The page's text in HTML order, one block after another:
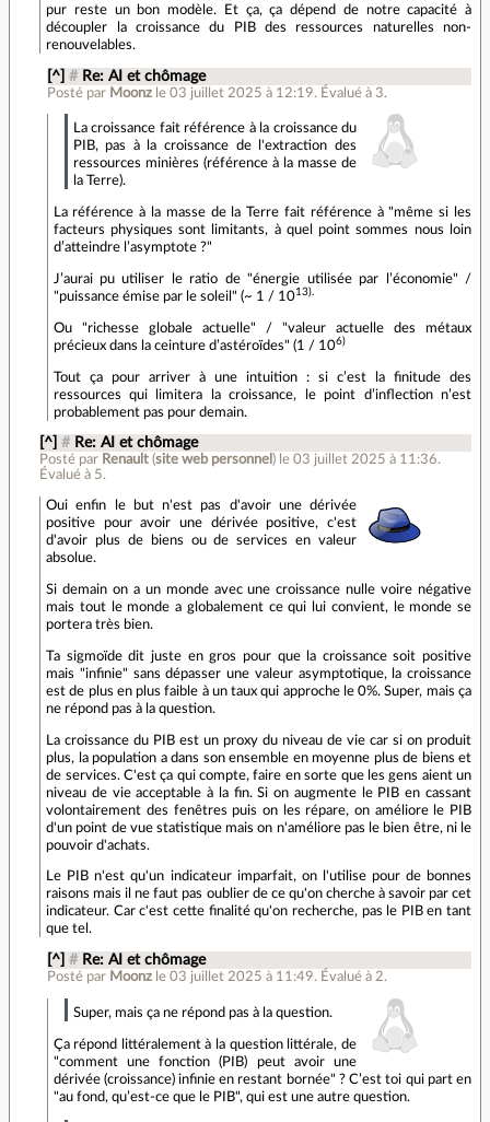
pur reste un bon modèle. Et ça, ça dépend de notre capacité à
découpler la croissance du PIB des ressources naturelles non-
renouvelables.
[^] # Re: AI et chômage
Posté par Moonz le 03 juillet 2025 à 12:19. Évalué à 3.
La croissance fait référence à la croissance du
PIB, pas à la croissance de l'extraction des
ressources minières (référence à la masse de
la Terre).
La référence à la masse de la Terre fait référence à "même si les
facteurs physiques sont limitants, à quel point sommes nous loin
d’atteindre l’asymptote ?"
J’aurai pu utiliser le ratio de "énergie utilisée par l’économie" /
"puissance émise par le soleil" (~ 1 / 1013).
Ou "richesse globale actuelle" / "valeur actuelle des métaux
précieux dans la ceinture d’astéroïdes" (1 / 106)
Tout ça pour arriver à une intuition : si c’est la finitude des
ressources qui limitera la croissance, le point d’inflection n’est
probablement pas pour demain.
[^] # Re: AI et chômage
Posté par Renault (site web personnel ) le 03 juillet 2025 à 11:36.
Évalué à 5.
Oui enfin le but n'est pas d'avoir une dérivée
positive pour avoir une dérivée positive, c'est
d'avoir plus de biens ou de services en valeur
absolue.
Si demain on a un monde avec une croissance nulle voire négative
mais tout le monde a globalement ce qui lui convient, le monde se
portera très bien.
Ta sigmoïde dit juste en gros pour que la croissance soit positive
mais "infinie" sans dépasser une valeur asymptotique, la croissance
est de plus en plus faible à un taux qui approche le 0%. Super, mais ça
ne répond pas à la question.
La croissance du PIB est un proxy du niveau de vie car si on produit
plus, la population a dans son ensemble en moyenne plus de biens et
de services. C'est ça qui compte, faire en sorte que les gens aient un
niveau de vie acceptable à la fin. Si on augmente le PIB en cassant
volontairement des fenêtres puis on les répare, on améliore le PIB
d'un point de vue statistique mais on n'améliore pas le bien être, ni le
pouvoir d'achats.
Le PIB n'est qu'un indicateur imparfait, on l'utilise pour de bonnes
raisons mais il ne faut pas oublier de ce qu'on cherche à savoir par cet
indicateur. Car c'est cette finalité qu'on recherche, pas le PIB en tant
que tel.
[^] # Re: AI et chômage
Posté par Moonz le 03 juillet 2025 à 11:49. Évalué à 2.
Super, mais ça ne répond pas à la question.
Ça répond littéralement à la question littérale, de
"comment une fonction (PIB) peut avoir une
dérivée (croissance) infinie en restant bornée" ? C’est toi qui part en
"au fond, qu’est-ce que le PIB", qui est une autre question.